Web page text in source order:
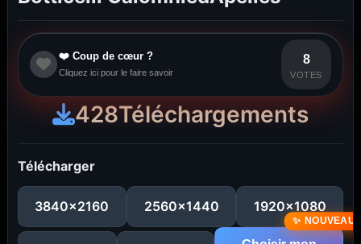
❤️ Coup de cœur ?
Cliquez ici pour le faire savoir
8
VOTES
428Téléchargements
Télécharger
3840x2160 2560x1440 1920x1080